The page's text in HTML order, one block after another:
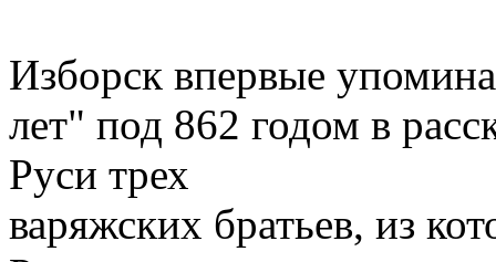
Изборск впервые
лет" под 862 годом в
Руси трех
варяжских братьев, из